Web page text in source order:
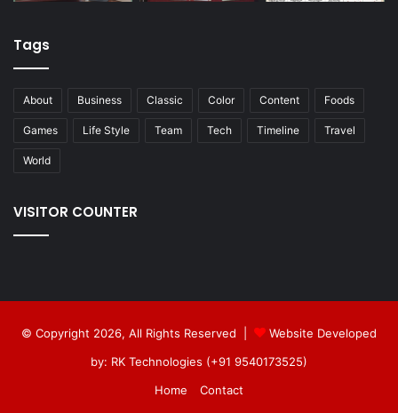
Tags
About Business Classic Color Content Foods
Games Life Style Team Tech Timeline Travel
World
VISITOR COUNTER
© Copyright 2026, All Rights Reserved |
Website Developed
by: RK Technologies (+91 9540173525)
Home
Contact